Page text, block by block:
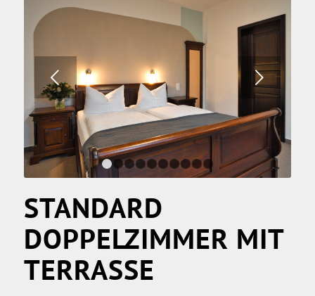
Weiter
1 2 3 4 5 6 7 8 9 10
STANDARD
DOPPELZIMMER MIT
TERRASSE